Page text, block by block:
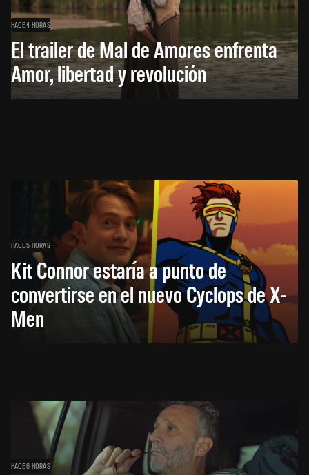
HACE 4 HORAS
El trailer de Mal de Amores enfrenta
Amor, libertad y revolución
HACE 5 HORAS
Kit Connor estaría a punto de
convertirse en el nuevo Cyclops de X-
Men
HACE 6 HORAS